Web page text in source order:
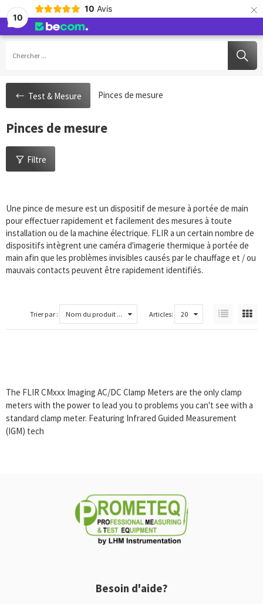
10
10 Avis ×
Test & Mesure Pinces de mesure
Pinces de mesure
Filtre
Une pince de mesure est un dispositif de mesure à portée de main
pour effectuer rapidement et facilement des mesures à toute
installation ou de la machine électrique. FLIR a un certain nombre de
dispositifs intègrent une caméra d'imagerie thermique à portée de
main afin que les problèmes invisibles causés par le chauffage et / ou
mauvais contacts peuvent être rapidement identifiés.
Trier par : Nom du produit ... Articles: 20
The FLIR CMxxx Imaging AC/DC Clamp Meters are the only clamp
meters with the power to lead you to problems you can't see with a
standard clamp meter. Featuring Infrared Guided Measurement
(IGM) tech
Besoin d'aide?